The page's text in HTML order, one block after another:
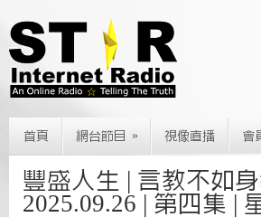
首頁 網台節目 » 視像直播 會
豐盛人生 | 言教不如
2025.09.26 | 第四集 |